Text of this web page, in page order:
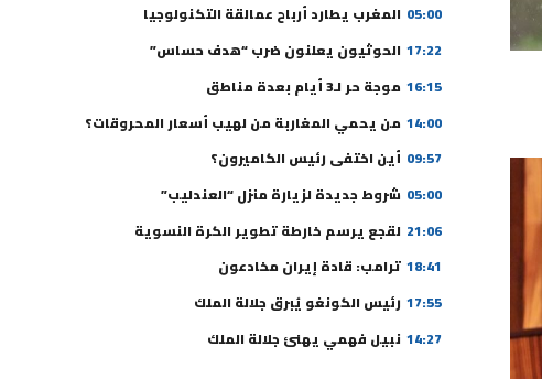
05:00 المغرب يطارد أرباح عمالقة التكنولوجيا
17:22 الحوثيون يعلنون ضرب “هدف حساس”
16:15 موجة حر لـ3 أيام بعدة مناطق
14:00 من يحمي المغاربة من لهيب أسعار المحروقات؟
09:57 أين اختفى رئيس الكاميرون؟
05:00 شروط جديدة لزيارة منزل “العندليب”
21:06 لقجع يرسم خارطة تطوير الكرة النسوية
18:41 ترامب: قادة إيران مخادعون
17:55 رئيس الكونغو يُبرق جلالة الملك
14:27 نبيل فهمي يهنئ جلالة الملك